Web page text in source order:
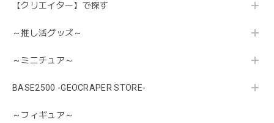
【クリエイター】で探す
～推し活グッズ～
～ミニチュア～
BASE2500 -GEOCRAPER STORE-
～フィギュア～